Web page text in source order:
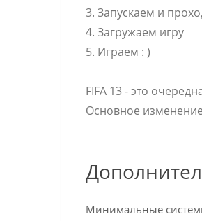
3. Запускаем и
4. Загружаем игру
5. Играем : )
FIFA 13 - это
Основное
Минимальные